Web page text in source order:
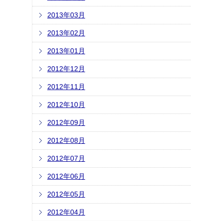
2013年03月
2013年02月
2013年01月
2012年12月
2012年11月
2012年10月
2012年09月
2012年08月
2012年07月
2012年06月
2012年05月
2012年04月